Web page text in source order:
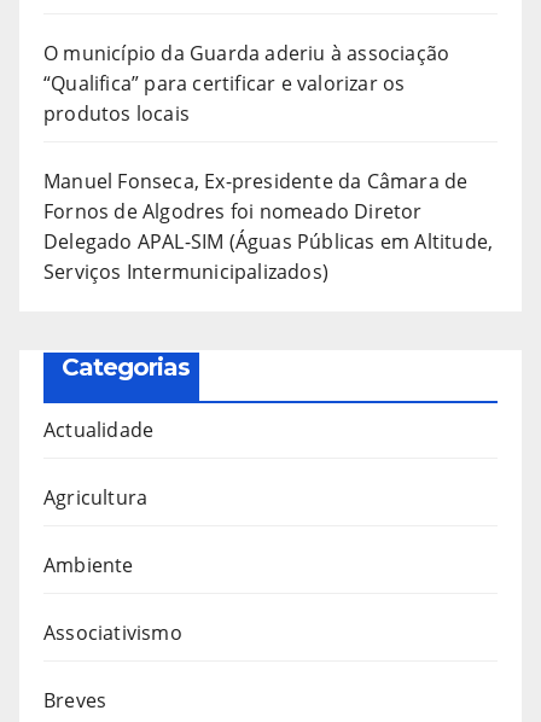
O município da Guarda aderiu à associação
“Qualifica” para certificar e valorizar os
produtos locais
Manuel Fonseca, Ex-presidente da Câmara de
Fornos de Algodres foi nomeado Diretor
Delegado APAL-SIM (Águas Públicas em Altitude,
Serviços Intermunicipalizados)
Categorias
Actualidade
Agricultura
Ambiente
Associativismo
Breves